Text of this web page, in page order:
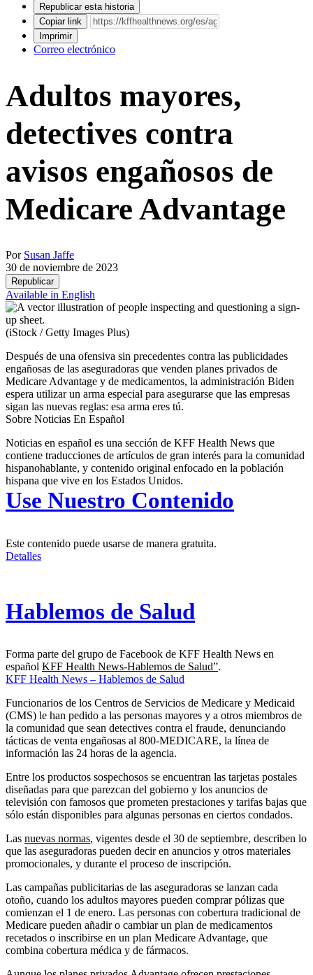
Republicar esta historia
Copiar link
Imprimir
Correo electrónico
Adultos mayores,
detectives contra
avisos engañosos de
Medicare Advantage
Por Susan Jaffe
30 de noviembre de 2023
Republicar
Available in English
(iStock / Getty Images Plus)
Después de una ofensiva sin precedentes contra las publicidades
engañosas de las aseguradoras que venden planes privados de
Medicare Advantage y de medicamentos, la administración Biden
espera utilizar un arma especial para asegurarse que las empresas
sigan las nuevas reglas: esa arma eres tú.
Sobre Noticias En Español
Noticias en español es una sección de KFF Health News que
contiene traducciones de artículos de gran interés para la comunidad
hispanohablante, y contenido original enfocado en la población
hispana que vive en los Estados Unidos.
Use Nuestro Contenido
Este contenido puede usarse de manera gratuita.
Detalles
Hablemos de Salud
Forma parte del grupo de Facebook de KFF Health News en
español KFF Health News-Hablemos de Salud”.
KFF Health News – Hablemos de Salud
Funcionarios de los Centros de Servicios de Medicare y Medicaid
(CMS) le han pedido a las personas mayores y a otros miembros de
la comunidad que sean detectives contra el fraude, denunciando
tácticas de venta engañosas al 800-MEDICARE, la línea de
información las 24 horas de la agencia.
Entre los productos sospechosos se encuentran las tarjetas postales
diseñadas para que parezcan del gobierno y los anuncios de
televisión con famosos que prometen prestaciones y tarifas bajas que
sólo están disponibles para algunas personas en ciertos condados.
Las nuevas normas, vigentes desde el 30 de septiembre, describen lo
que las aseguradoras pueden decir en anuncios y otros materiales
promocionales, y durante el proceso de inscripción.
Las campañas publicitarias de las aseguradoras se lanzan cada
otoño, cuando los adultos mayores pueden comprar pólizas que
comienzan el 1 de enero. Las personas con cobertura tradicional de
Medicare pueden añadir o cambiar un plan de medicamentos
recetados o inscribirse en un plan Medicare Advantage, que
combina cobertura médica y de fármacos.